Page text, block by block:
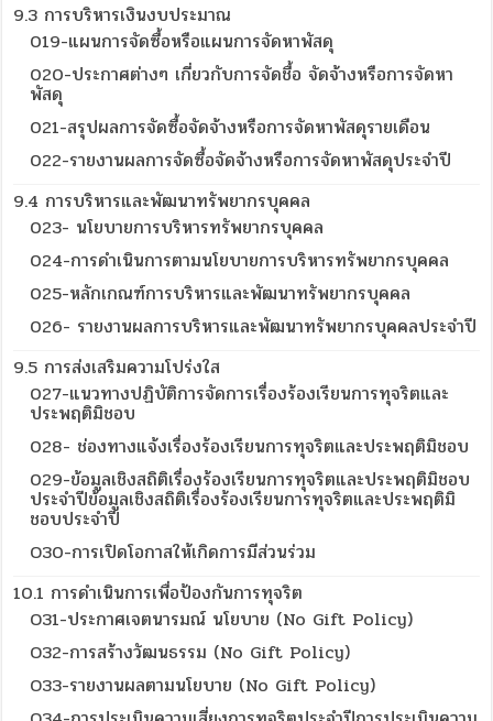
9.3 การบริหารเงินงบประมาณ
019-แผนการจัดซื้อหรือแผนการจัดหาพัสดุ
020-ประกาศต่างๆ เกี่ยวกับการจัดชื้อ จัดจ้างหรือการจัดหา
พัสดุ
021-สรุปผลการจัดซื้อจัดจ้างหรือการจัดหาพัสดุรายเดือน
022-รายงานผลการจัดซื้อจัดจ้างหรือการจัดหาพัสดุประจำปี
9.4 การบริหารและพัฒนาทรัพยากรบุคคล
023- นโยบายการบริหารทรัพยากรบุคคล
024-การดำเนินการตามนโยบายการบริหารทรัพยากรบุคคล
025-หลักเกณฑ์การบริหารและพัฒนาทรัพยากรบุคคล
026- รายงานผลการบริหารและพัฒนาทรัพยากรบุคคลประจำปี
9.5 การส่งเสริมความโปร่งใส
027-แนวทางปฏิบัติการจัดการเรื่องร้องเรียนการทุจริตและ
ประพฤติมิชอบ
028- ช่องทางแจ้งเรื่องร้องเรียนการทุจริตและประพฤติมิชอบ
029-ข้อมูลเชิงสถิติเรื่องร้องเรียนการทุจริตและประพฤติมิชอบ
ประจำปีข้อมูลเชิงสถิติเรื่องร้องเรียนการทุจริตและประพฤติมิ
ชอบประจำปี
O30-การเปิดโอกาสให้เกิดการมีส่วนร่วม
10.1 การดำเนินการเพื่อป้องกันการทุจริต
O31-ประกาศเจตนารมณ์ นโยบาย (No Gift Policy)
O32-การสร้างวัฒนธรรม (No Gift Policy)
O33-รายงานผลตามนโยบาย (No Gift Policy)